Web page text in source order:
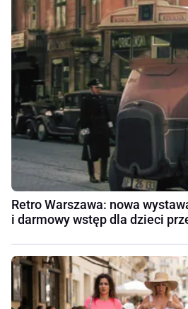
Retro Warszawa: nowa
i darmowy wstęp dla dzieci